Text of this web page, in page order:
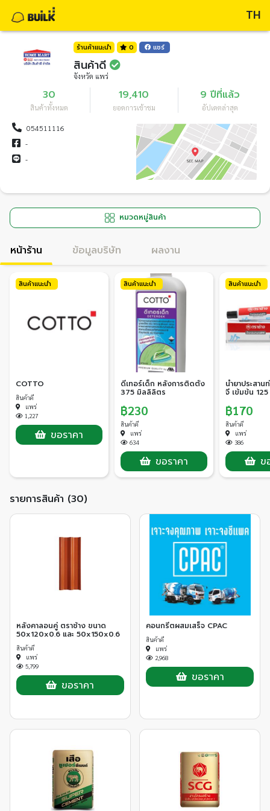
TH
ร้านค้าแนะนำ 0 แชร์
สินค้าดี
จังหวัด แพร่
30
สินค้าทั้งหมด
19,410
ยอดการเข้าชม
9 ปีที่แล้ว
อัปเดตล่าสุด
054511116
-
-
หมวดหมู่สินค้า
หน้าร้าน ข้อมูลบริษัท ผลงาน
COTTO
สินค้าดี
แพร่
1,227
ขอราคา
สินค้าแนะนำ
ดีเทอร์เด็ก หลังการติดตั้ง
375 มิลลิลิตร
฿230
สินค้าดี
แพร่
634
ขอราคา
สินค้าแนะนำ
น้ำยาประสา
จี เข้มข้น
฿170
สินค้าดี
แพร่
386
ข
สินค้าแนะนำ
รายการสินค้า (30)
หลังคาลอนคู่ ตราช้าง ขนาด
50x120x0.6 และ 50x150x0.6
สินค้าดี
แพร่
5,799
ขอราคา
คอนกรีตผสมเสร็จ CPAC
สินค้าดี
แพร่
2,968
ขอราคา